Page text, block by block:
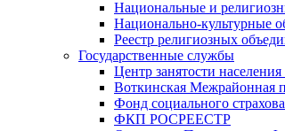
Национальные и
Национально-культурные
Реестр религиозных
Государственные службы
Центр занятости
Воткинская Межрайонная
Фонд социального
ФКП РОСРЕЕСТР